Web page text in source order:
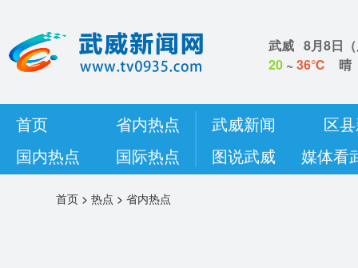
武威 8月8日 （
20 ~ 36℃ 晴
首页
省内热点
国内热点
国际热点
武威新闻
区
图说武威
媒体看
首页> 热点 > 省内热点